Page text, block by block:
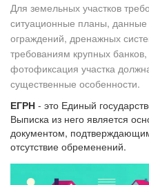
Для земельных участков
ситуационные планы, данные
ограждений, дренажных
требованиям крупных
фотофиксация участка
существенные особенности.
ЕГРН - это Единый
Выписка из него является
документом,
отсутствие обременений.